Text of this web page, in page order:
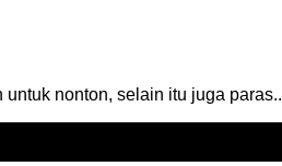
nonton, selain itu juga paras..